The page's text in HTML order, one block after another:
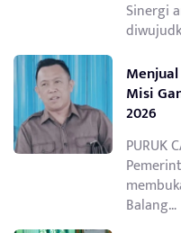
Sinergi
Misi
2026
PURUK
Balang…